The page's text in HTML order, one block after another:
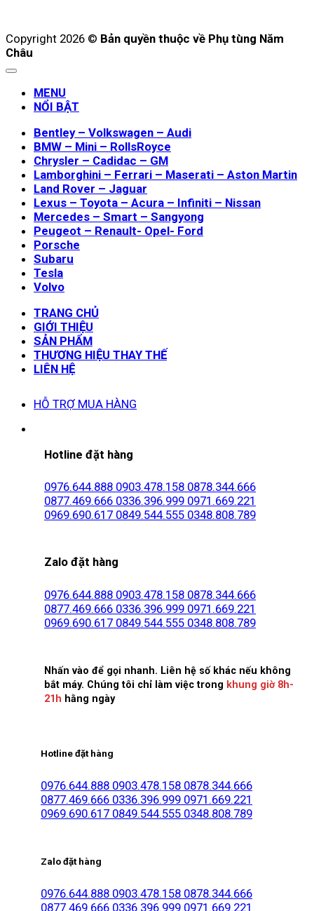
Copyright 2026 © Bản quyền thuộc về Phụ tùng Năm
Châu
MENU
NỔI BẬT
Bentley – Volkswagen – Audi
BMW – Mini – RollsRoyce
Chrysler – Cadidac – GM
Lamborghini – Ferrari – Maserati – Aston Martin
Land Rover – Jaguar
Lexus – Toyota – Acura – Infiniti – Nissan
Mercedes – Smart – Sangyong
Peugeot – Renault- Opel- Ford
Porsche
Subaru
Tesla
Volvo
TRANG CHỦ
GIỚI THIỆU
SẢN PHẨM
THƯƠNG HIỆU THAY THẾ
LIÊN HỆ
HỖ TRỢ MUA HÀNG
Hotline đặt hàng
0976.644.888 0903.478.158 0878.344.666
0877.469.666 0336.396.999 0971.669.221
0969.690.617 0849.544.555 0348.808.789
Zalo đặt hàng
0976.644.888 0903.478.158 0878.344.666
0877.469.666 0336.396.999 0971.669.221
0969.690.617 0849.544.555 0348.808.789
Nhấn vào để gọi nhanh. Liên hệ số khác nếu không
bắt máy. Chúng tôi chỉ làm việc trong khung giờ 8h-
21h hằng ngày
Hotline đặt hàng
0976.644.888 0903.478.158 0878.344.666
0877.469.666 0336.396.999 0971.669.221
0969.690.617 0849.544.555 0348.808.789
Zalo đặt hàng
0976.644.888 0903.478.158 0878.344.666
0877.469.666 0336.396.999 0971.669.221